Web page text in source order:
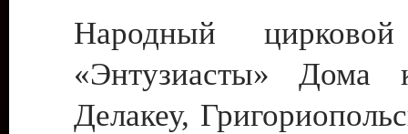
Народный цирковой
«Энтузиасты» Дома
Делакеу,